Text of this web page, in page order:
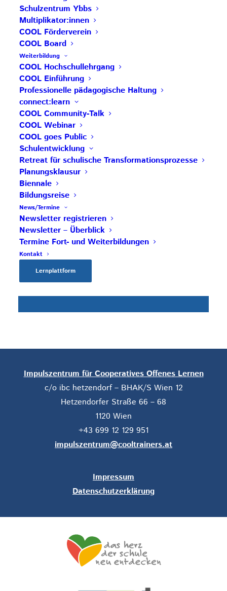
Schulzentrum Ybbs
Multiplikator:innen
COOL Förderverein
COOL Board
Weiterbildung
COOL Hochschullehrgang
COOL Einführung
Professionelle pädagogische Haltung
connect:learn
COOL Community-Talk
COOL Webinar
COOL goes Public
Schulentwicklung
Retreat für schulische Transformationsprozesse
Planungsklausur
Biennale
Bildungsreise
News/Termine
Newsletter registrieren
Newsletter – Überblick
Termine Fort- und Weiterbildungen
Kontakt
Lernplattform
fürBildungsinteressierte
PH-Online-Zugang:
Anmeldung:impulszentrum@cooltrainers.at
Beitrag teilen
AKTUELLE BEITRÄGE
Save the Date: COOL Biennale 2027
BG Zaunergasse SBG – Partnerschule
Rezertifizierung HAK Neumarkt –
Impulsschule
BORG Murau – COOL Partnerschule
Save the Date: COOL Biennale 2027
Impulszentrum für Cooperatives Offenes Lernen
c/o ibc hetzendorf – BHAK/S Wien 12
Hetzendorfer Straße 66 – 68
1120 Wien
+43 699 12 129 951
impulszentrum@cooltrainers.at
Impressum
Datenschutzerklärung